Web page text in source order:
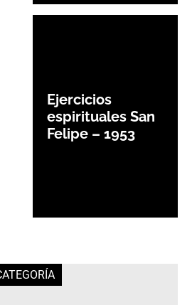
Ejercicios
espirituales San
Felipe – 1953